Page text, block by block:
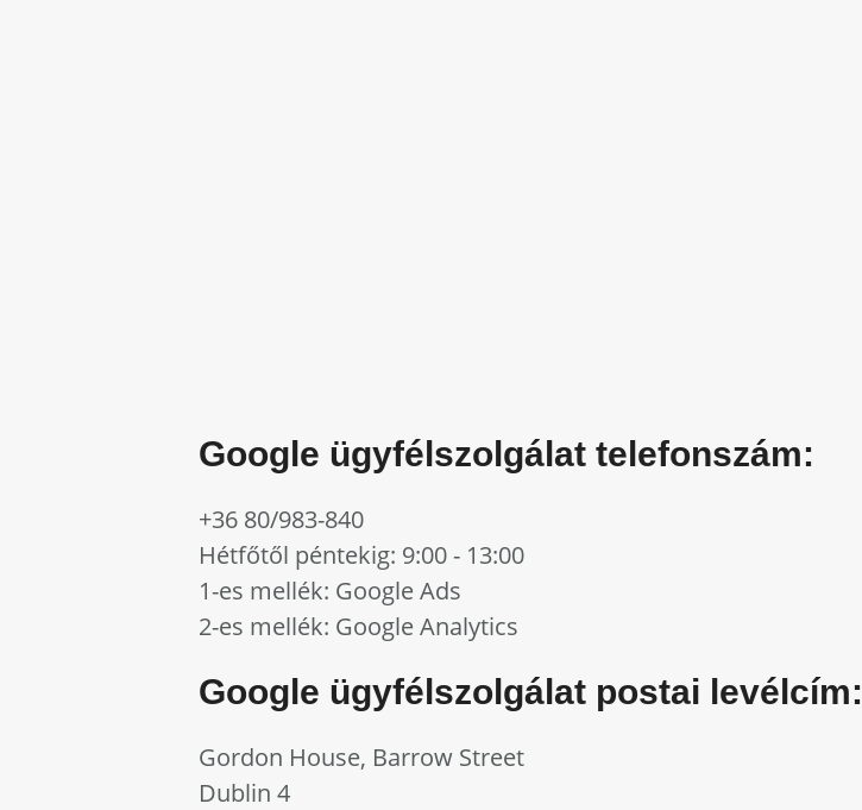
Google ügyfélszolgálat telefonszám:
+36 80/983-840
Hétfőtől péntekig: 9:00 - 13:00
1-es mellék: Google Ads
2-es mellék: Google Analytics
Google ügyfélszolgálat postai levélcím:
Gordon House, Barrow Street
Dublin 4